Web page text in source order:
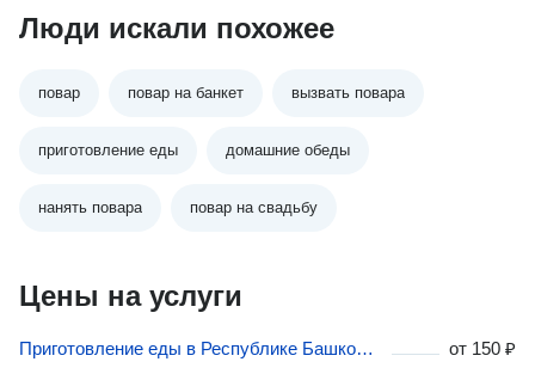
Люди искали похожее
повар повар на банкет вызвать повара
приготовление еды домашние обеды
нанять повара повар на свадьбу
Цены на услуги
Приготовление еды в Республике Башкортостан от 150 ₽